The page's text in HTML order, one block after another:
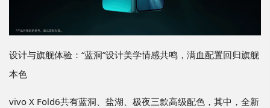
设计与旗舰体验：“蓝洞”设计美学情感共鸣，满血配置回归旗舰
本色
vivo X Fold6共有蓝洞、盐湖、极夜三款高级配色，其中，全新